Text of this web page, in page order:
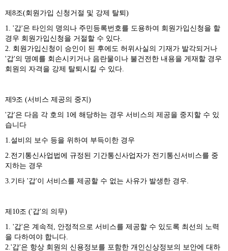
제8조(회원가입 신청거절 및 강제 탈퇴)
1. '갑'은 타인의 명의나 주민등록번호를 도용하여 회원가입신청을 할
경우 회원가입신청을 거절할 수 있다.
2. 회원가입신청이 승인이 된 후에도 허위사실의 기재가 발각되거나
'갑'의 명예를 회손시키거나 음란물이나 불건전한 내용을 게재할 경우
회원의 자격을 강제 탈퇴시킬 수 있다.
제9조 (서비스 제공의 중지)
'갑'은 다음 각 호의 1에 해당하는 경우 서비스의 제공을 중지할 수 있
습니다
1.설비의 보수 등을 위하여 부득이한 경우
2.전기통신사업법에 규정된 기간통신사업자가 전기통신서비스를 중
지하는 경우
3.기타 '갑'이 서비스를 제공할 수 없는 사유가 발생한 경우.
제10조 ('갑'의 의무)
1. '갑'은 계속적, 안정적으로 서비스를 제공할 수 있도록 최선의 노력
을 다하여야 합니다.
2.'갑'은 항상 회원의 신용정보를 포함한 개인신상정보의 보안에 대하